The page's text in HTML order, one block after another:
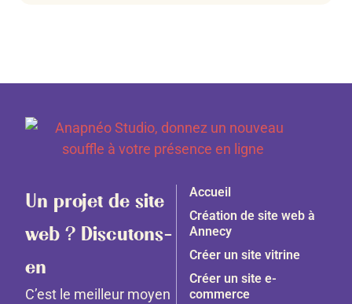
Un projet de site
web ? Discutons-
en
C’est le meilleur moyen
Accueil
Création de site web à
Annecy
Créer un site vitrine
Créer un site e-
commerce